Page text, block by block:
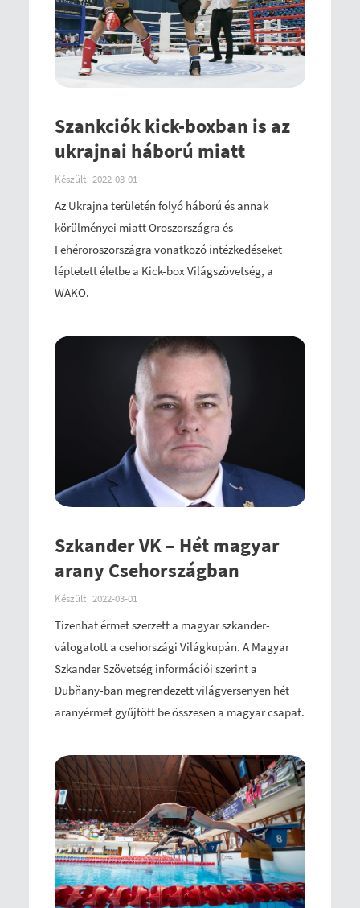
Szankciók kick-boxban is az
ukrajnai háború miatt
Készült 2022-03-01
Az Ukrajna területén folyó háború és annak
körülményei miatt Oroszországra és
Fehéroroszországra vonatkozó intézkedéseket
léptetett életbe a Kick-box Világszövetség, a
WAKO.
Szkander VK – Hét magyar
arany Csehországban
Készült 2022-03-01
Tizenhat érmet szerzett a magyar szkander-
válogatott a csehországi Világkupán. A Magyar
Szkander Szövetség információi szerint a
Dubňany-ban megrendezett világversenyen hét
aranyérmet gyűjtött be összesen a magyar csapat.